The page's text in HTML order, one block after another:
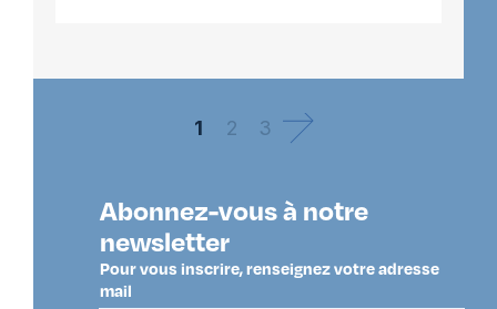
la
leucémie
aigüe
1 2 3
Abonnez-vous à notre
newsletter
Pour vous inscrire, renseignez votre adresse
mail